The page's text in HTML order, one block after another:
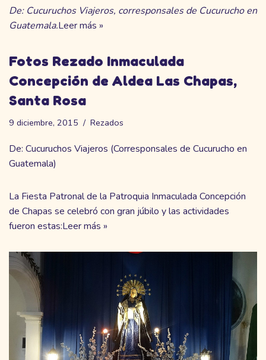
De: Cucuruchos Viajeros, corresponsales de Cucurucho en
Guatemala.Leer más »
Fotos Rezado Inmaculada
Concepción de Aldea Las Chapas,
Santa Rosa
9 diciembre, 2015 Rezados
De: Cucuruchos Viajeros (Corresponsales de Cucurucho en
Guatemala)
La Fiesta Patronal de la Patroquia Inmaculada Concepción
de Chapas se celebró con gran júbilo y las actividades
fueron estas:Leer más »